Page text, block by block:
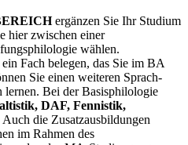
ergänzen Sie Ihr Studium
hier zwischen einer
wählen.
Fach belegen, das Sie im BA
Sie einen weiteren Sprach-
Bei der Basisphilologie
DAF, Fennistik,
Auch die Zusatzausbildungen
im Rahmen des